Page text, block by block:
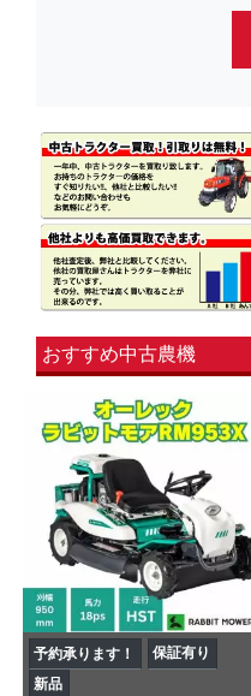
おすすめ中古農機
予約承ります！
保証有り
新品